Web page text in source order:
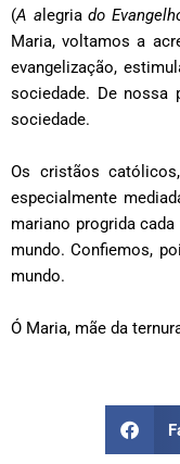
(A a legriado
Maria, voltamos a
evangelização,
sociedade. De
sociedade.
Os cristãos
especialmente
mariano progrida
mundo. Confiemos,
mundo.
Ó Maria, mãe da